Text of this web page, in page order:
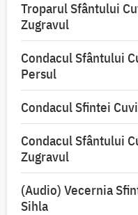
Troparul Sfântului
Zugravul
Condacul Sfântului
Persul
Condacul Sfintei
Condacul Sfântului
Zugravul
(Audio) Vecernia
Sihla